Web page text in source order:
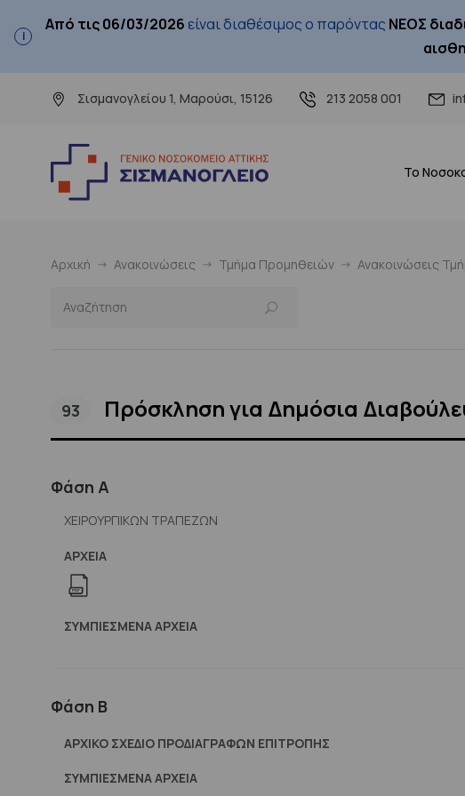
Από τις 06/03/2026 είναι διαθέσιμος ο παρόντας ΝΕΟΣ
Σισμανογλείου 1, Μαρούσι, 15126 213 2058 001
Το
Αρχική Ανακοινώσεις Τμήμα Προμηθειών Ανακοινώσεις
93 Πρόσκληση για Δημόσια
Φάση Α
ΧΕΙΡΟΥΡΓΙΙΚΩΝ ΤΡΑΠΕΖΩΝ
ΑΡΧΕΊΑ
ΣΥΜΠΙΕΣΜΈΝΑ ΑΡΧΕΊΑ
Φάση Β
ΑΡΧΙΚΟ ΣΧΕΔΙΟ ΠΡΟΔΙΑΓΡΑΦΩΝ ΕΠΙΤΡΟΠΗΣ
ΣΥΜΠΙΕΣΜΈΝΑ ΑΡΧΕΊΑ